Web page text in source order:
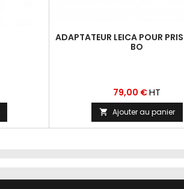
ADAPTATEUR LEICA POUR
BO
Prix
79,00 €HT
 Ajouter au panier